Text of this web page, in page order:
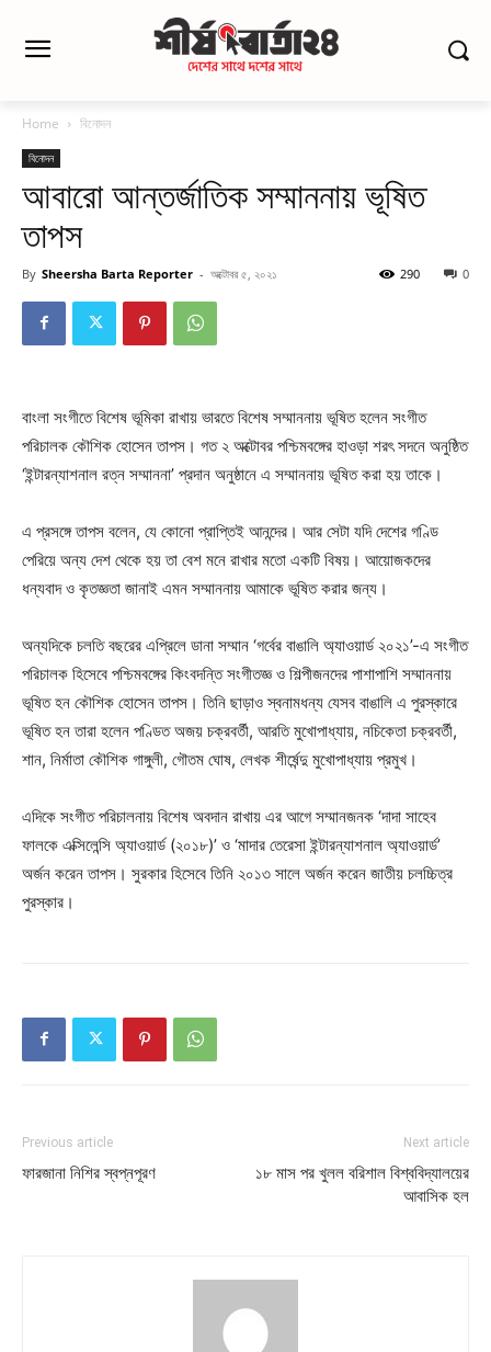
Home বিনোদন
বিনোদন
আবারো আন্তর্জাতিক সম্মাননায় ভূষিত
তাপস
By Sheersha Barta Reporter - অক্টোবর ৫, ২০২১ 0
290
বাংলা সংগীতে বিশেষ ভূমিকা রাখায় ভারতে বিশেষ সম্মাননায় ভূষিত হলেন সংগীত
পরিচালক কৌশিক হোসেন তাপস। গত ২ অক্টোবর পশ্চিমবঙ্গের হাওড়া শরৎ সদনে অনুষ্ঠিত
‘ইন্টারন্যাশনাল রত্ন সম্মাননা’ প্রদান অনুষ্ঠানে এ সম্মাননায় ভূষিত করা হয় তাকে।
এ প্রসঙ্গে তাপস বলেন, যে কোনো প্রাপ্তিই আনন্দের। আর সেটা যদি দেশের গণ্ডি
পেরিয়ে অন্য দেশ থেকে হয় তা বেশ মনে রাখার মতো একটি বিষয়। আয়োজকদের
ধন্যবাদ ও কৃতজ্ঞতা জানাই এমন সম্মাননায় আমাকে ভূষিত করার জন্য।
অন্যদিকে চলতি বছরের এপ্রিলে ডানা সম্মান ‘গর্বের বাঙালি অ্যাওয়ার্ড ২০২১’-এ সংগীত
পরিচালক হিসেবে পশ্চিমবঙ্গের কিংবদন্তি সংগীতজ্ঞ ও শিল্পীজনদের পাশাপাশি সম্মাননায়
ভূষিত হন কৌশিক হোসেন তাপস। তিনি ছাড়াও স্বনামধন্য যেসব বাঙালি এ পুরস্কারে
ভূষিত হন তারা হলেন পণ্ডিত অজয় চক্রবর্তী, আরতি মুখোপাধ্যায়, নচিকেতা চক্রবর্তী,
শান, নির্মাতা কৌশিক গাঙ্গুলী, গৌতম ঘোষ, লেখক শীর্ষেন্দু মুখোপাধ্যায় প্রমুখ।
এদিকে সংগীত পরিচালনায় বিশেষ অবদান রাখায় এর আগে সম্মানজনক ‘দাদা সাহেব
ফালকে এক্সিলেন্সি অ্যাওয়ার্ড (২০১৮)’ ও ‘মাদার তেরেসা ইন্টারন্যাশনাল অ্যাওয়ার্ড’
অর্জন করেন তাপস। সুরকার হিসেবে তিনি ২০১৩ সালে অর্জন করেন জাতীয় চলচ্চিত্র
পুরস্কার।
Previous article
ফারজানা নিশির স্বপ্নপূরণ
Next article
১৮ মাস পর খুলল বরিশাল বিশ্ববিদ্যালয়ের
আবাসিক হল